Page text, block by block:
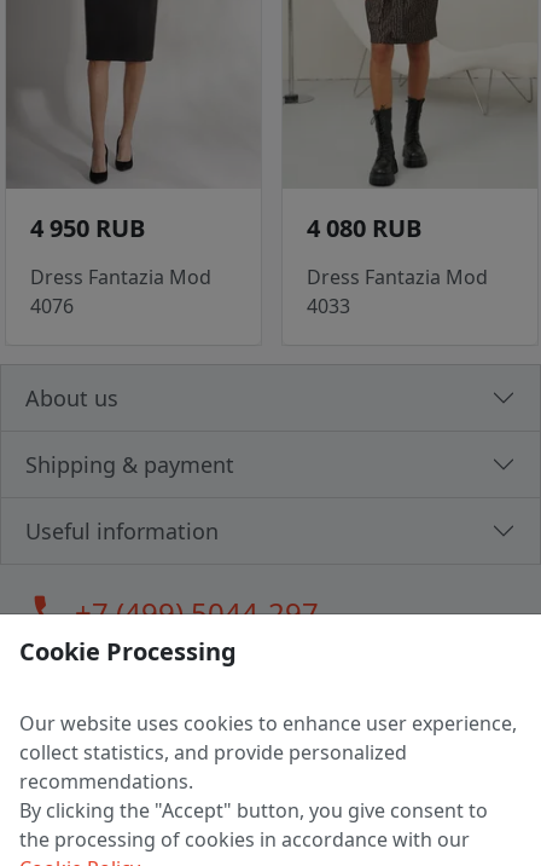
4 950 RUB
Dress Fantazia Mod
4076
4 080 RUB
Dress Fantazia Mod
4033
About us
Shipping & payment
Useful information
call+7 (499) 5044-297
LLC "MAGPOCHTBY", Tax #291665670
Address: 224005, Belarus, Brest, Budenny street, house 31
Certificate of state registration #0147876
Working hours: 9:00 – 17:30 monday - friday
Cookie Processing
Our website uses cookies to enhance user experience,
collect statistics, and provide personalized
recommendations.
By clicking the "Accept" button, you give consent to
the processing of cookies in accordance with our